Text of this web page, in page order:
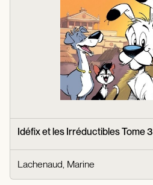
Idéfix et les Irréductibles Tome 3
Lachenaud, Marine